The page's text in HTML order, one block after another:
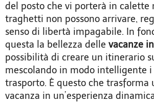
del posto che vi porterà in calette
traghetti non possono arrivare,
senso di libertà impagabile. In
questa la bellezza delle vacanze
possibilità di creare un itinerario
mescolando in modo intelligente
trasporto. È questo che trasforma
vacanza in un’esperienza